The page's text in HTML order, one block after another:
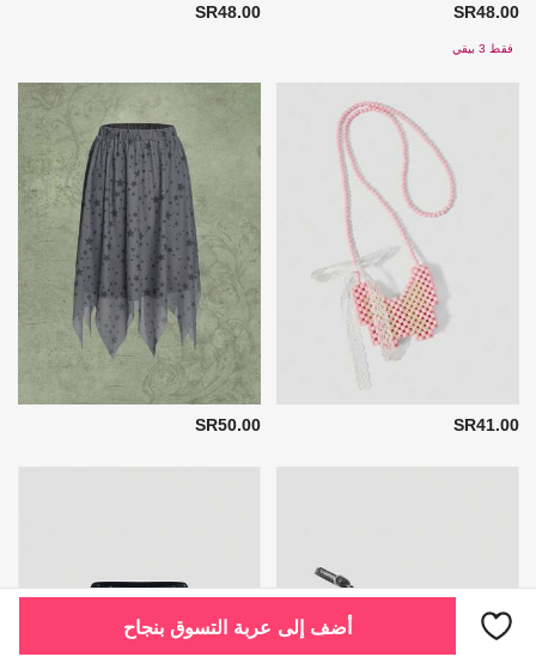
SR48.00
فقط 3 بيقي
SR48.00
SR41.00
SR50.00
أضف إلى عربة التسوق بنجاح